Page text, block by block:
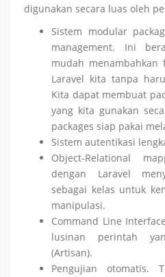
digunakan secara luas oleh
Sistem modular
management. Ini
mudah menambahkan
Laravel kita tanpa
Kita dapat membuat
yang kita gunakan
packages siap pakai
Sistem autentikasi
Object-Relational
dengan Laravel
sebagai kelas untuk
manipulasi.
Command Line
lusinan perintah
(Artisan).
Pengujian otomatis.